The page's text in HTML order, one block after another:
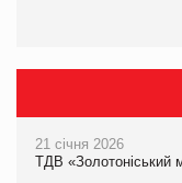
21 січня 2026
ТДВ «Золотоніський